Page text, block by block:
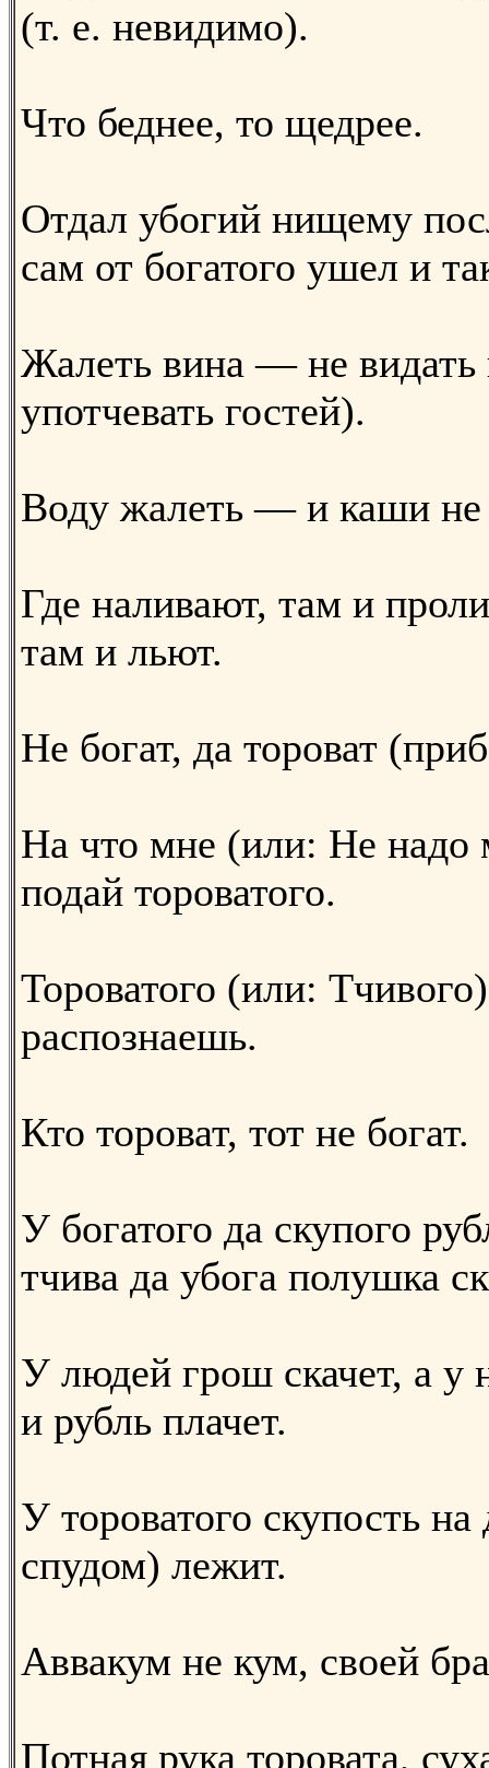
(т. е. невидимо).
Что беднее, то щедрее.
Отдал убогий нищему
сам от богатого ушел и
Жалеть вина — не видать
употчевать гостей).
Воду жалеть — и каши не
Где наливают, там и
там и льют.
He богат, да тороват
На что мне (или: Не надо
подай тороватого.
Тороватого (или:
распознаешь.
Кто тороват, тот не богат.
У богатого да скупого
тчива да убога полушка
У людей грош скачет, а у
и рубль плачет.
У тороватого скупость
спудом) лежит.
Аввакум не кум, своей
Потная рука торовата,